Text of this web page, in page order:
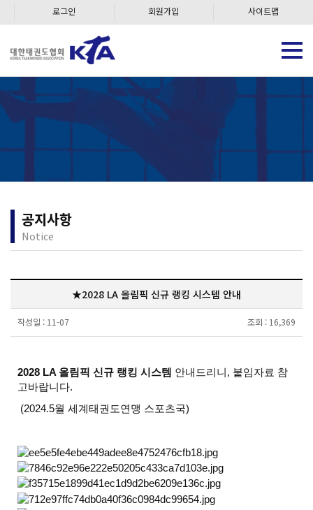
로그인 회원가입 사이트맵
공지사항
Notice
★2028 LA 올림픽 신규 랭킹 시스템 안내
작성일 : 11-07 조회 : 16,369
2028 LA 올림픽 신규 랭킹 시스템 안내드리니, 붙임자료 참
고바랍니다.
(2024.5월 세계태권도연맹 스포츠국)